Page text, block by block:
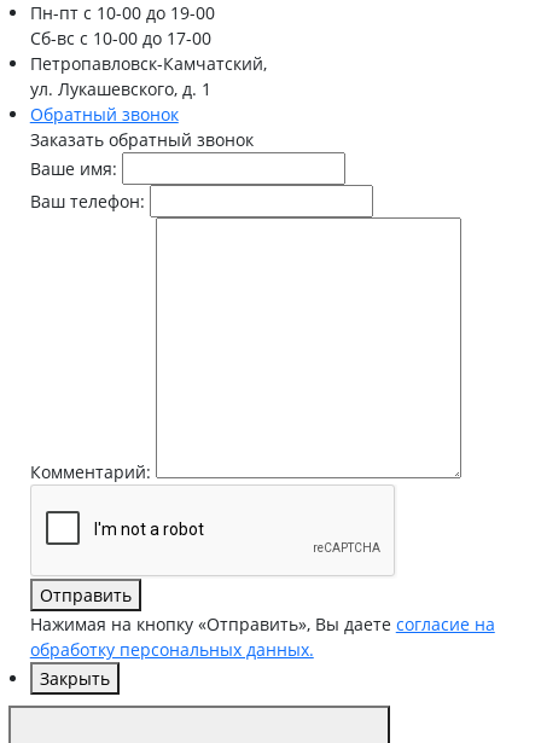
Пн-птс 10-00 до 19-00
Сб-вс с 10-00 до 17-00
Петропавловск-Камчатский,
ул. Лукашевского, д. 1
Обратный звонок
Заказать обратный звонок
Ваше имя:
Ваш телефон:
Комментарий:
Отправить
Нажимая на кнопку «Отправить», Вы даете согласие на
обработку персональных данных.
Закрыть